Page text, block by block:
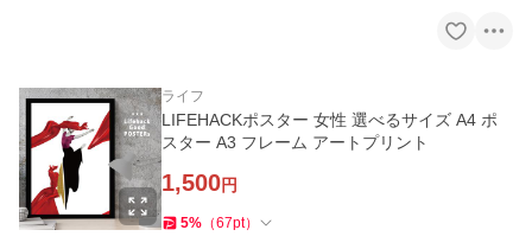
ライフ
LIFEHACKポスター 女性 選べるサイズ A4 ポ
スター A3 フレーム アートプリント
1,500円
5% （67pt）